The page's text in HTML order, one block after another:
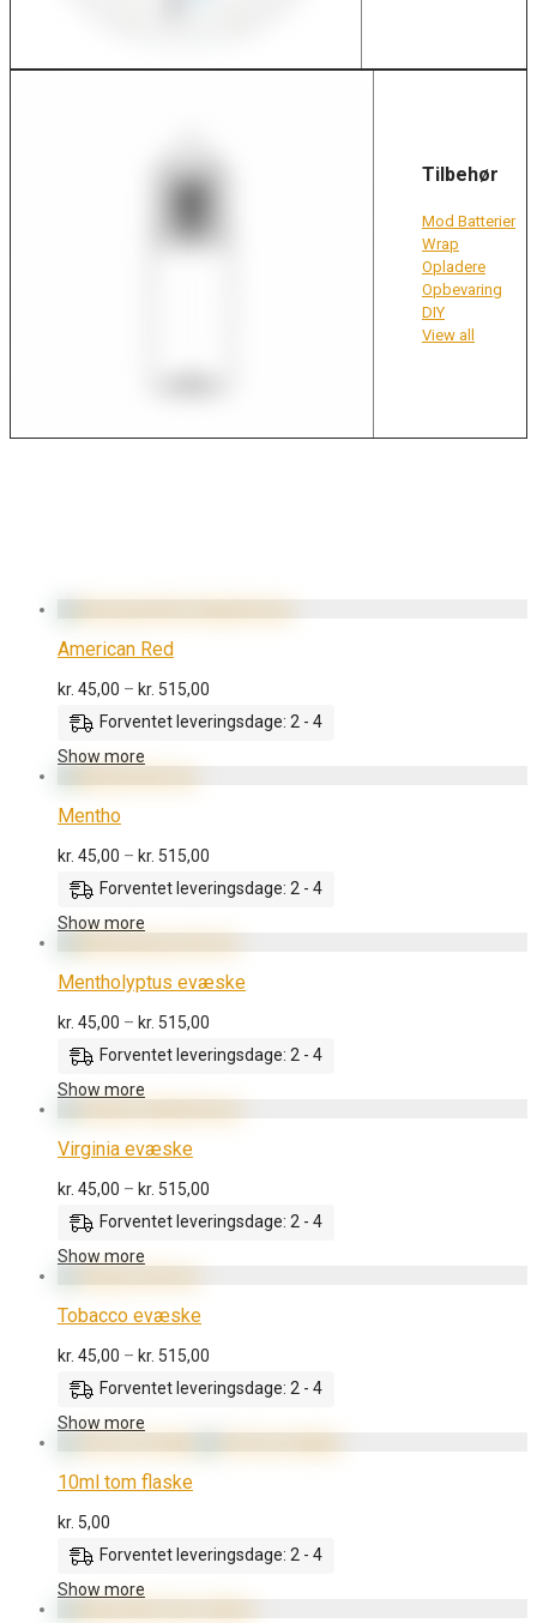
Tilbehør
Mod Batterier
Wrap
Opladere
Opbevaring
DIY
View all
American Red
kr. 45,00 – kr. 515,00
til
Forventet leveringsdage: 2 - 4
Show more
Mentho
kr. 45,00 – kr. 515,00
til
Forventet leveringsdage: 2 - 4
Show more
Mentholyptus evæske
kr. 45,00 – kr. 515,00
til
Forventet leveringsdage: 2 - 4
Show more
Virginia evæske
kr. 45,00 – kr. 515,00
til
Forventet leveringsdage: 2 - 4
Show more
Tobacco evæske
kr. 45,00 – kr. 515,00
til
Forventet leveringsdage: 2 - 4
Show more
10ml tom flaske
kr. 5,00
Forventet leveringsdage: 2 - 4
Show more